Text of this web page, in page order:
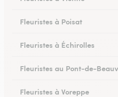
Fleuristes à Poisat
Fleuristes à Échirolles
Fleuristes au Pont-de-
Fleuristes à Voreppe